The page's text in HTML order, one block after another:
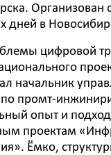
Организован
дней в
цифровой
начальник
промт-
опыт и
проектам
Ёмко,